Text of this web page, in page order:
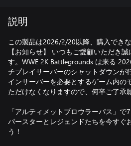
説明
この製品は2026/2/20以降、購入できな
【お知らせ】 いつもご愛顧いただき
す。WWE 2K Battlegrounds は来る
チプレイサーバーのシャットダウンが
インサーバーを必要とするゲーム内の
ただけなくなりますので、何卒ご了承
「アルティメットブロウラーパス」で
パースターとレジェンドたちを今すぐ
う！